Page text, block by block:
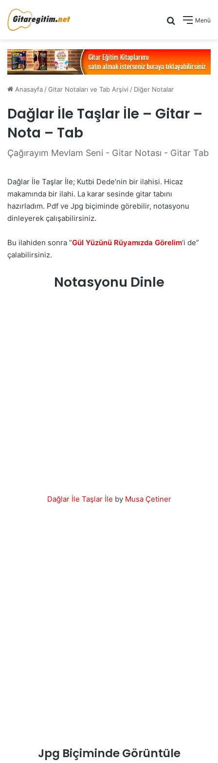
Menü
Arama yap
Anasayfa /Gitar Notaları ve Tab Arşivi / Diğer Notalar
Dağlar İle Taşlar İle – Gitar –
Nota – Tab
Çağırayım Mevlam Seni - Gitar Notası - Gitar Tab
Dağlar İle Taşlar İle; Kutbi Dede’nin bir ilahisi. Hicaz
makamında bir ilahi. La karar sesinde gitar tabını
hazırladım. Pdf ve Jpg biçiminde görebilir, notasyonu
dinleyerek çalışabilirsiniz.
Bu ilahiden sonra “Gül Yüzünü Rüyamızda Görelim‘i de”
çalabilirsiniz.
Notasyonu Dinle
Dağlar İle Taşlar İle by Musa Çetiner
Jpg Biçiminde Görüntüle